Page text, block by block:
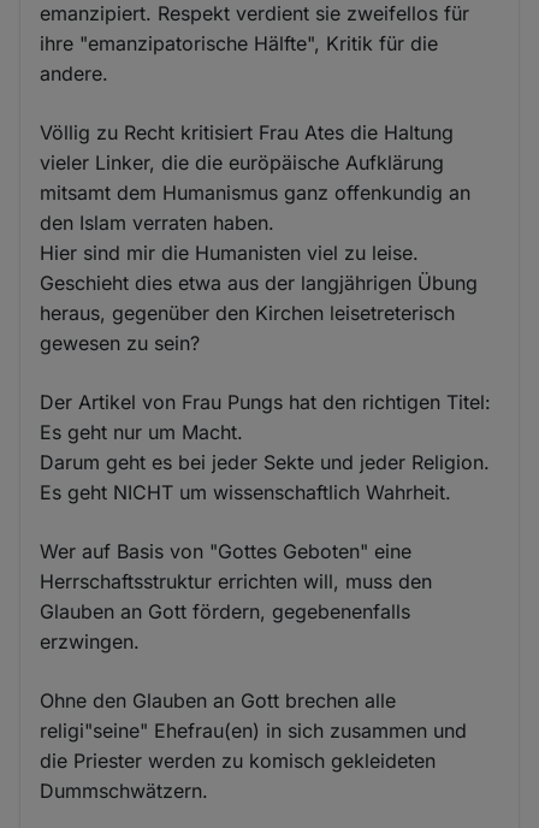
emanzipiert. Respekt verdient sie zweifellos für
ihre "emanzipatorische Hälfte", Kritik für die
andere.
Völlig zu Recht kritisiert Frau Ates die Haltung
vieler Linker, die die euröpäische Aufklärung
mitsamt dem Humanismus ganz offenkundig an
den Islam verraten haben.
Hier sind mir die Humanisten viel zu leise.
Geschieht dies etwa aus der langjährigen Übung
heraus, gegenüber den Kirchen leisetreterisch
gewesen zu sein?
Der Artikel von Frau Pungs hat den richtigen Titel:
Es geht nur um Macht.
Darum geht es bei jeder Sekte und jeder Religion.
Es geht NICHT um wissenschaftlich Wahrheit.
Wer auf Basis von "Gottes Geboten" eine
Herrschaftsstruktur errichten will, muss den
Glauben an Gott fördern, gegebenenfalls
erzwingen.
Ohne den Glauben an Gott brechen alle
religi"seine" Ehefrau(en) in sich zusammen und
die Priester werden zu komisch gekleideten
Dummschwätzern.